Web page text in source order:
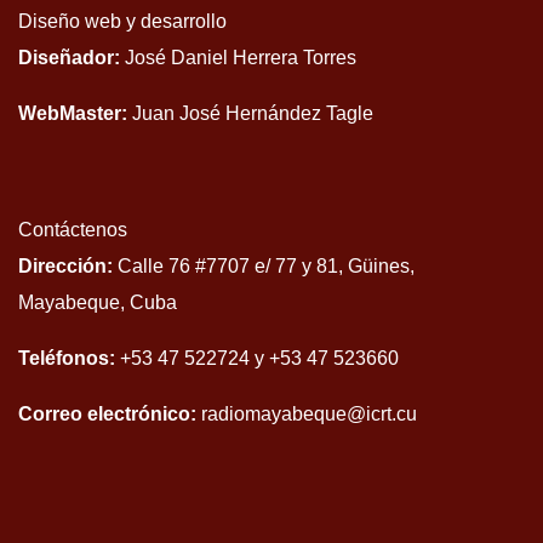
Diseño web y desarrollo
Diseñador: José Daniel Herrera Torres
WebMaster: Juan José Hernández Tagle
Contáctenos
Dirección: Calle 76 #7707 e/ 77 y 81, Güines,
Mayabeque, Cuba
Teléfonos: +53 47 522724 y +53 47 523660
Correo electrónico: radiomayabeque@icrt.cu